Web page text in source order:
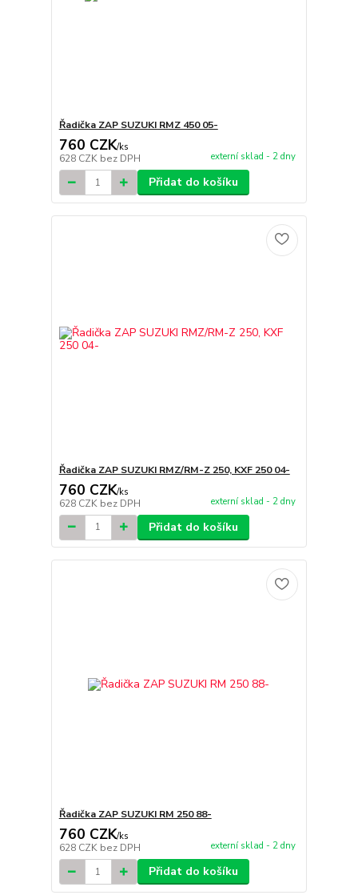
Řadička ZAP SUZUKI RMZ 450 05-
760 CZK/ks
628 CZK bez DPH externí sklad - 2 dny
Přidat do košíku
Řadička ZAP SUZUKI RMZ/RM-Z 250, KXF 250 04-
760 CZK/ks
628 CZK bez DPH externí sklad - 2 dny
Přidat do košíku
Řadička ZAP SUZUKI RM 250 88-
760 CZK/ks
628 CZK bez DPH externí sklad - 2 dny
Přidat do košíku